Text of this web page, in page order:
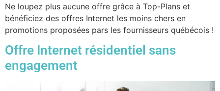
Ne loupez plus aucune offre grâce à Top-Plans et
bénéficiez des offres Internet les moins chers en
promotions proposées pars les fournisseurs québécois !
Offre Internet résidentiel sans
engagement